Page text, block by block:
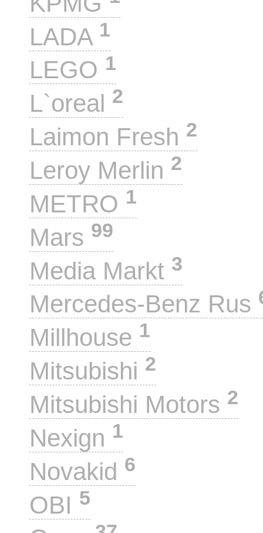
LADA 1
LEGO 1
L`oreal 2
Laimon Fresh 2
Leroy Merlin 2
METRO 1
Mars 99
Media Markt 3
Mercedes-Benz Rus
Millhouse 1
Mitsubishi 2
Mitsubishi Motors 2
Nexign 1
Novakid 6
OBI 5